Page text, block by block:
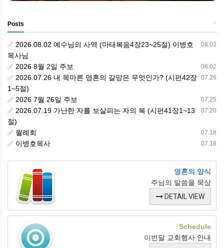
+
Posts
08.03
2026.08.02 예수님의 사역 (마태복음4장23~25절) 이병호
목사님
08.02
2026 8월 2일 주보
07.26
2026.07.26 내 목마른 영혼의 갈망은 무엇인가? (시편42장
1~5절)
07.25
2026 7월 26일 주보
07.20
2026.07.19 가난한 자를 보살피는 자의 복 (시편41장1~13
절)
07.18
월례회
07.18
이병호목사
영혼의 양식
주님의 말씀을 묵상
DETAIL VIEW
Schedule
이번달 교회행사 안내